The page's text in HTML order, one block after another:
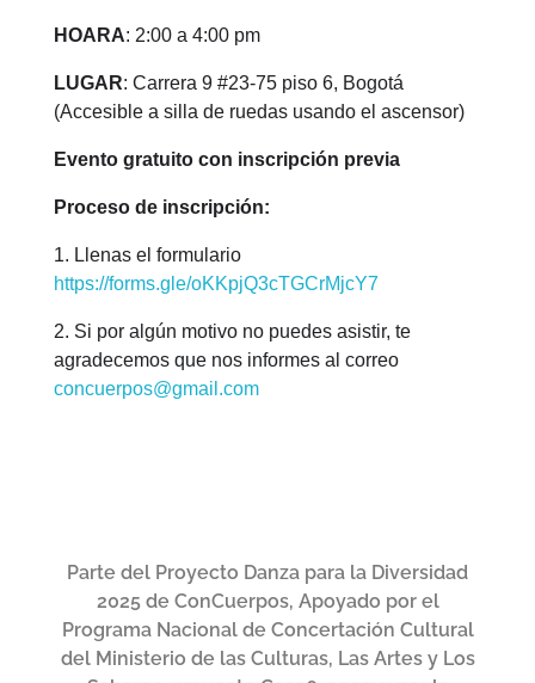
HOARA: 2:00 a 4:00 pm
LUGAR: Carrera 9 #23-75 piso 6, Bogotá
(Accesible a silla de ruedas usando el ascensor)
Evento gratuito con inscripción previa
Proceso de inscripción:
1. Llenas el formulario
https://forms.gle/oKKpjQ3cTGCrMjcY7
2. Si por algún motivo no puedes asistir, te
agradecemos que nos informes al correo
concuerpos@gmail.com
Parte del Proyecto Danza para la Diversidad
2025 de ConCuerpos, Apoyado por el
Programa Nacional de Concertación Cultural
del Ministerio de las Culturas, Las Artes y Los